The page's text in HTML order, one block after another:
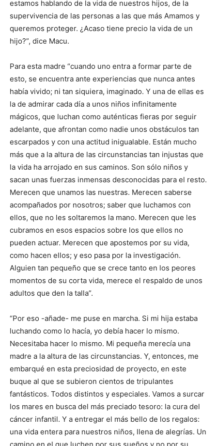
estamos hablando de la vida de nuestros hijos, de la
supervivencia de las personas a las que más Amamos y
queremos proteger. ¿Acaso tiene precio la vida de un
hijo?”, dice Macu.
Para esta madre “cuando uno entra a formar parte de
esto, se encuentra ante experiencias que nunca antes
había vivido; ni tan siquiera, imaginado. Y una de ellas es
la de admirar cada día a unos niños infinitamente
mágicos, que luchan como auténticas fieras por seguir
adelante, que afrontan como nadie unos obstáculos tan
escarpados y con una actitud inigualable. Están mucho
más que a la altura de las circunstancias tan injustas que
la vida ha arrojado en sus caminos. Son sólo niños y
sacan unas fuerzas inmensas desconocidas para el resto.
Merecen que unamos las nuestras. Merecen saberse
acompañados por nosotros; saber que luchamos con
ellos, que no les soltaremos la mano. Merecen que les
cubramos en esos espacios sobre los que ellos no
pueden actuar. Merecen que apostemos por su vida,
como hacen ellos; y eso pasa por la investigación.
Alguien tan pequeño que se crece tanto en los peores
momentos de su corta vida, merece el respaldo de unos
adultos que den la talla”.
“Por eso -añade- me puse en marcha. Si mi hija estaba
luchando como lo hacía, yo debía hacer lo mismo.
Necesitaba hacer lo mismo. Mi pequeña merecía una
madre a la altura de las circunstancias. Y, entonces, me
embarqué en esta preciosidad de proyecto, en este
buque al que se subieron cientos de tripulantes
fantásticos. Todos distintos y especiales. Vamos a surcar
los mares en busca del más preciado tesoro: la cura del
cáncer infantil. Y a entregar el más bello de los regalos:
una vida entera para nuestros niños, llena de alegrías. Un